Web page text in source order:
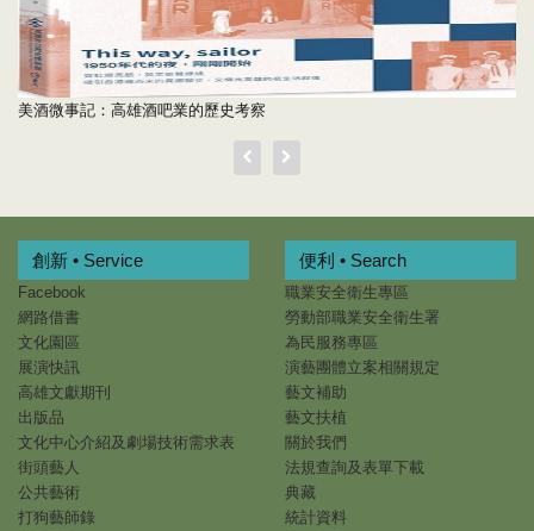
美酒微事記：高雄酒吧業的歷史考察
創新 • Service
Facebook
網路借書
文化園區
展演快訊
高雄文獻期刊
出版品
文化中心介紹及劇場技術需求表
街頭藝人
公共藝術
打狗藝師錄
便利 • Search
職業安全衛生專區
勞動部職業安全衛生署
為民服務專區
演藝團體立案相關規定
藝文補助
藝文扶植
關於我們
法規查詢及表單下載
典藏
統計資料